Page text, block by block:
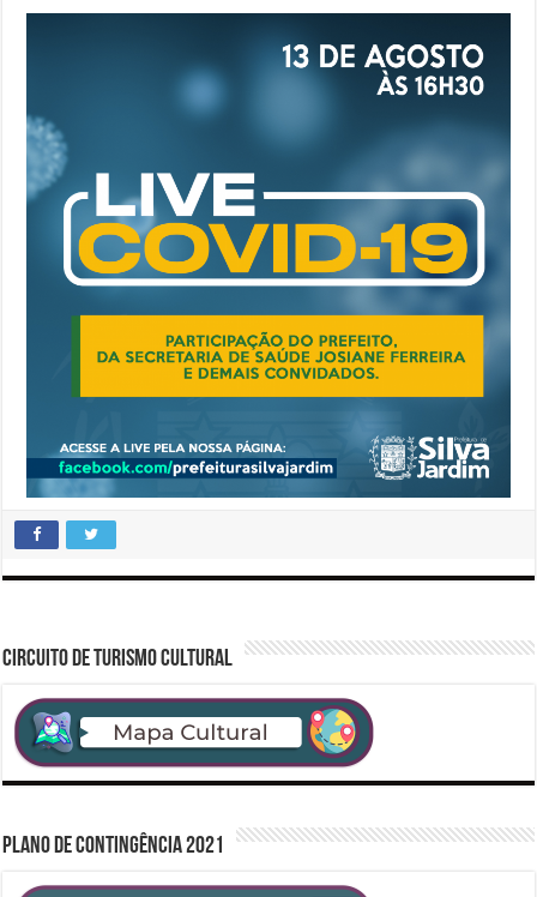
CIRCUITO DE TURISMO CULTURAL
PLANO DE CONTINGÊNCIA 2021